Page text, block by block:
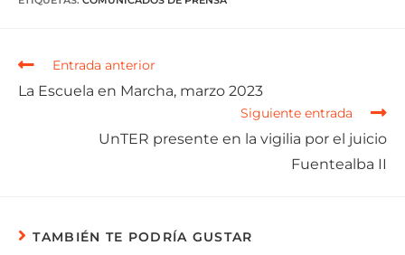
Entrada anterior
La Escuela en Marcha, marzo 2023
Siguiente entrada
UnTER presente en la vigilia por el juicio
Fuentealba II
TAMBIÉN TE PODRÍA GUSTAR